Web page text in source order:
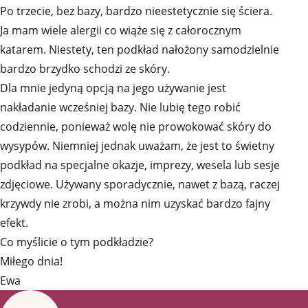
Po trzecie, bez bazy, bardzo nieestetycznie się ściera.
Ja mam wiele alergii co wiąże się z całorocznym
katarem. Niestety, ten podkład nałożony samodzielnie
bardzo brzydko schodzi ze skóry.
Dla mnie jedyną opcją na jego używanie jest
nakładanie wcześniej bazy. Nie lubię tego robić
codziennie, ponieważ wolę nie prowokować skóry do
wysypów. Niemniej jednak uważam, że jest to świetny
podkład na specjalne okazje, imprezy, wesela lub sesje
zdjęciowe. Używany sporadycznie, nawet z bazą, raczej
krzywdy nie zrobi, a można nim uzyskać bardzo fajny
efekt.
Co myślicie o tym podkładzie?
Miłego dnia!
Ewa